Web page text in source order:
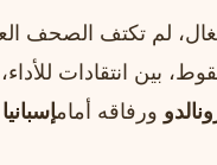
بين انتقادات
ورفاقه أمامإسبانيا